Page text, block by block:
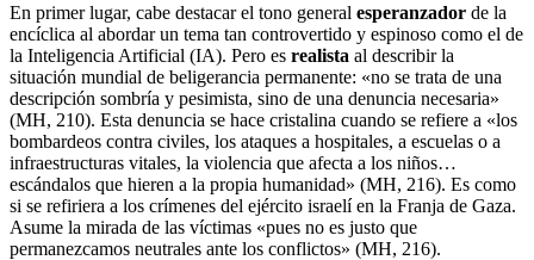
En primer lugar, cabe destacar el tono general esperanzador de la
encíclica al abordar un tema tan controvertido y espinoso como el de
la Inteligencia Artificial (IA). Pero es realista al describir la
situación mundial de beligerancia permanente: «no se trata de una
descripción sombría y pesimista, sino de una denuncia necesaria»
(MH, 210). Esta denuncia se hace cristalina cuando se refiere a «los
bombardeos contra civiles, los ataques a hospitales, a escuelas o a
infraestructuras vitales, la violencia que afecta a los niños…
escándalos que hieren a la propia humanidad» (MH, 216). Es como
si se refiriera a los crímenes del ejército israelí en la Franja de Gaza.
Asume la mirada de las víctimas «pues no es justo que
permanezcamos neutrales ante los conflictos» (MH, 216).